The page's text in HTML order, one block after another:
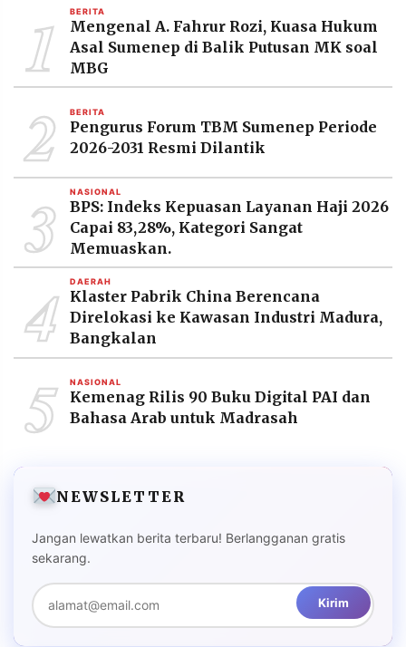
1 BERITA
Mengenal A. Fahrur Rozi, Kuasa Hukum
Asal Sumenep di Balik Putusan MK soal
MBG
2 BERITA
Pengurus Forum TBM Sumenep Periode
2026-2031 Resmi Dilantik
3 NASIONAL
BPS: Indeks Kepuasan Layanan Haji 2026
Capai 83,28%, Kategori Sangat
Memuaskan.
4 DAERAH
Klaster Pabrik China Berencana
Direlokasi ke Kawasan Industri Madura,
Bangkalan
5 NASIONAL
Kemenag Rilis 90 Buku Digital PAI dan
Bahasa Arab untuk Madrasah
NEWSLETTER
Jangan lewatkan berita terbaru! Berlangganan gratis
sekarang.
Kirim